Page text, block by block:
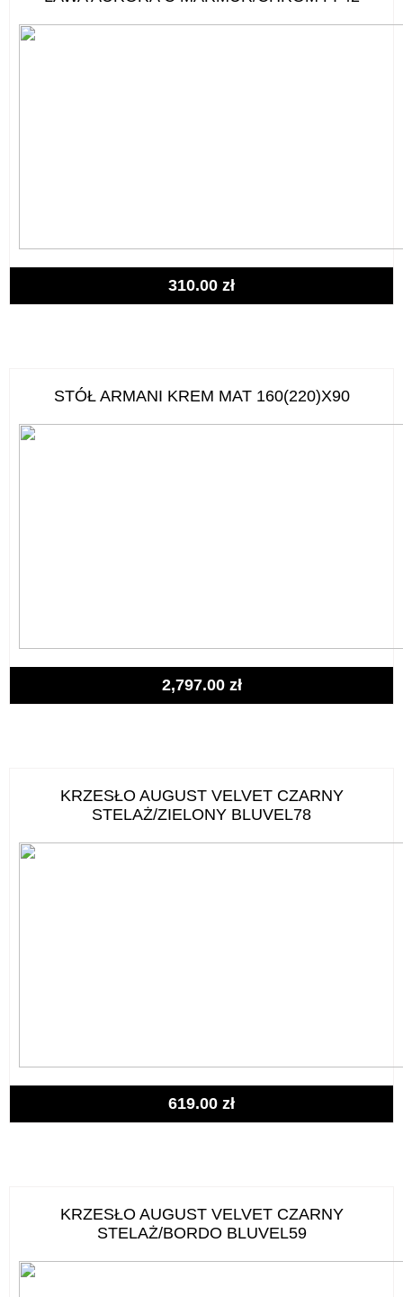
310.00 zł
STÓŁ ARMANI KREM MAT 160(220)X90
2,797.00 zł
KRZESŁO AUGUST VELVET CZARNY
STELAŻ/ZIELONY BLUVEL78
619.00 zł
KRZESŁO AUGUST VELVET CZARNY
STELAŻ/BORDO BLUVEL59